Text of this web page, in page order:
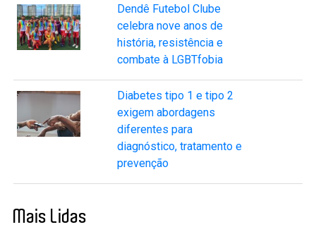
Dendê Futebol Clube
celebra nove anos de
história, resistência e
combate à LGBTfobia
Diabetes tipo 1 e tipo 2
exigem abordagens
diferentes para
diagnóstico, tratamento e
prevenção
Mais Lidas